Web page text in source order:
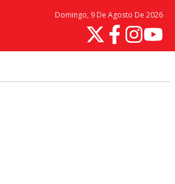
Domingo, 9 De Agosto De 2026